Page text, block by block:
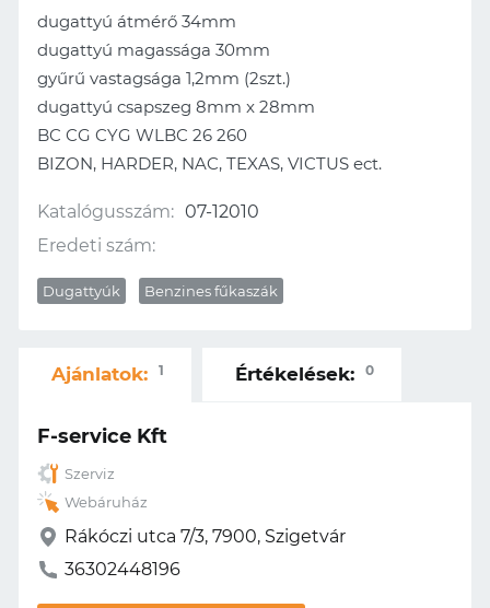
dugattyú átmérő 34mm
dugattyú magassága 30mm
gyűrű vastagsága 1,2mm (2szt.)
dugattyú csapszeg 8mm x 28mm
BC CG CYG WLBC 26 260
BIZON, HARDER, NAC, TEXAS, VICTUS ect.
Katalógusszám: 07-12010
Eredeti szám:
Dugattyúk Benzines fűkaszák
Ajánlatok: 1 Értékelések: 0
F-service Kft
Szerviz
Webáruház
Rákóczi utca 7/3, 7900, Szigetvár
36302448196